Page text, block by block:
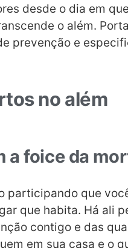
desde o dia em
o além.
prevenção e
no além
a foice da
participando que
que habita. Há ali
contigo e das
em sua casa e o